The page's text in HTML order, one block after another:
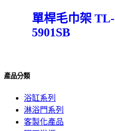
單桿毛巾架 TL-
5901SB
產品分類
浴缸系列
淋浴門系列
客製化產品